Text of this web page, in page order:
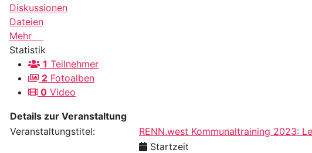
Diskussionen
Dateien
Mehr
Statistik
1 Teilnehmer
2 Fotoalben
0 Video
Details zur Veranstaltung
Veranstaltungstitel:
RENN.west Kommunaltraining 2023:
Startzeit